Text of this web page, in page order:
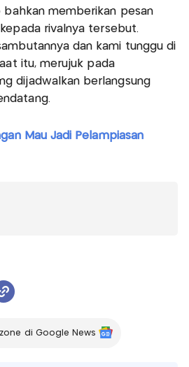
bahkan memberikan pesan
rivalnya tersebut.
dan kami tunggu di
itu, merujuk pada
dijadwalkan berlangsung
Mau Jadi Pelampiasan
di Google News